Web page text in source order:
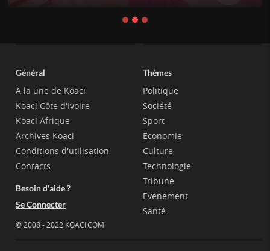
Général
A la une de Koaci
Koaci Côte d'Ivoire
Koaci Afrique
Archives Koaci
Conditions d'utilisation
Contacts
Besoin d'aide ?
Se Connecter
© 2008 - 2022 KOACI.COM
Thèmes
Politique
Société
Sport
Economie
Culture
Technologie
Tribune
Evènement
Santé